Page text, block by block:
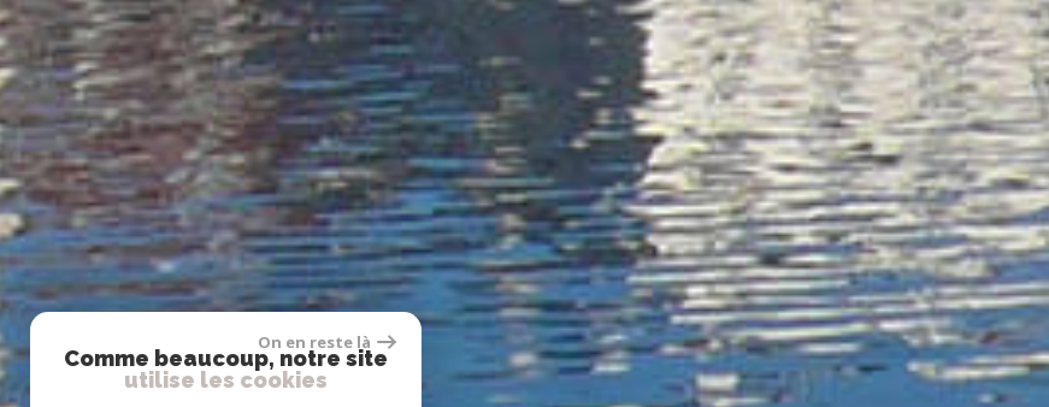
On en reste là
Comme beaucoup, notre site
utilise les cookies